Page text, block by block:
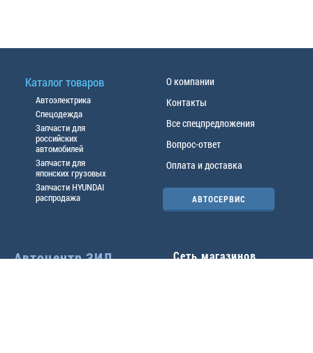
Каталог товаров
Автоэлектрика
Спецодежда
Запчасти для
российских
автомобилей
Запчасти для
японских грузовых
Запчасти HYUNDAI
распродажа
О компании
Контакты
Все спецпредложения
Вопрос-ответ
Оплата и доставка
АВТОСЕРВИС
Автоцентр ЗИЛ
Сеть магазинов